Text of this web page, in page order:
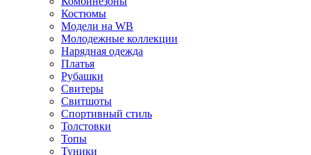
Костюмы
Модели на WB
Молодежные коллекции
Нарядная одежда
Платья
Рубашки
Свитеры
Свитшоты
Спортивный стиль
Толстовки
Топы
Туники